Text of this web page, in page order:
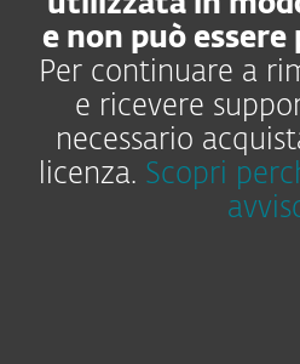
e non può
Per continuare a
e ricevere
necessario
licenza. Scopri